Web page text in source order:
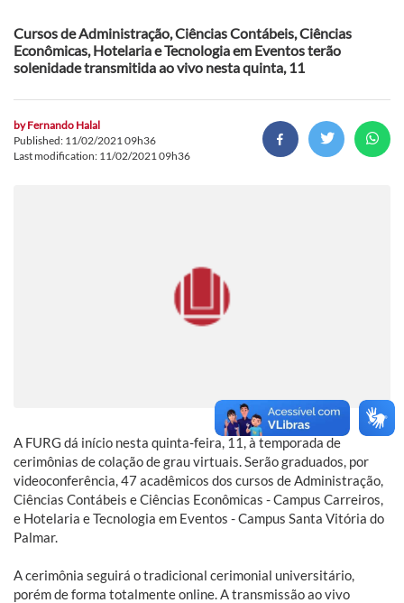
Cursos de Administração, Ciências Contábeis, Ciências
Econômicas, Hotelaria e Tecnologia em Eventos terão
solenidade transmitida ao vivo nesta quinta, 11
byFernando Halal
Published: 11/02/2021 09h36
Last modification: 11/02/2021 09h36
A FURG dá início nesta quinta-feira, 11, à temporada de
cerimônias de colação de grau virtuais. Serão graduados, por
videoconferência, 47 acadêmicos dos cursos de Administração,
Ciências Contábeis e Ciências Econômicas - Campus Carreiros,
e Hotelaria e Tecnologia em Eventos - Campus Santa Vitória do
Palmar.
A cerimônia seguirá o tradicional cerimonial universitário,
porém de forma totalmente online. A transmissão ao vivo